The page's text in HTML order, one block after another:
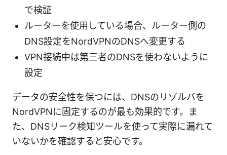
で検証
ルーターを使用している場合、ルーター側の
DNS設定をNordVPNのDNSへ変更する
VPN接続中は第三者のDNSを使わないように
設定
データの安全性を保つには、DNSのリゾルバを
NordVPNに固定するのが最も効果的です。ま
た、DNSリーク検知ツールを使って実際に漏れて
いないかを確認すると安心です。